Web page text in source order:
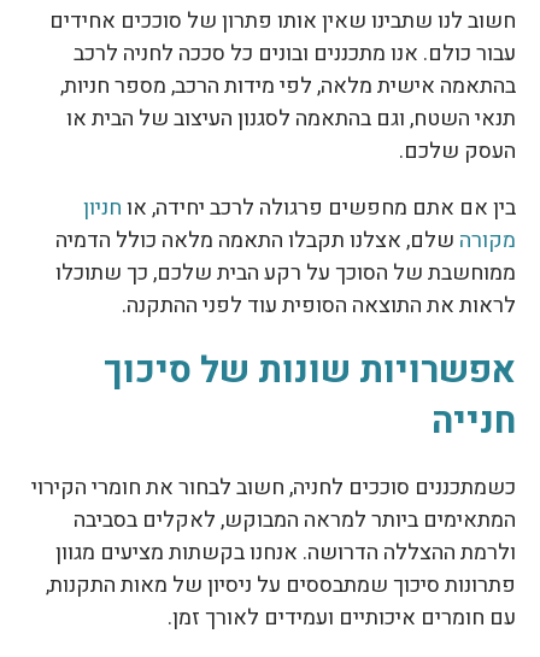
חשוב לנו שתבינו שאין אותו פתרון של סוככים אחידים
עבור כולם. אנו מתכננים ובונים כל סככה לחניה לרכב
בהתאמה אישית מלאה, לפי מידות הרכב, מספר חניות,
תנאי השטח, וגם בהתאמה לסגנון העיצוב של הבית או
העסק שלכם.
בין אם אתם מחפשים פרגולה לרכב יחידה, אוחניון
מקורה שלם, אצלנו תקבלו התאמה מלאה כולל הדמיה
ממוחשבת של הסוכך על רקע הבית שלכם, כך שתוכלו
לראות את התוצאה הסופית עוד לפני ההתקנה.
אפשרויות שונות של סיכוך
חנייה
כשמתכננים סוככים לחניה, חשוב לבחור את חומרי הקירוי
המתאימים ביותר למראה המבוקש, לאקלים בסביבה
ולרמת ההצללה הדרושה. אנחנו בקשתות מציעים מגוון
פתרונות סיכוך שמתבססים על ניסיון של מאות התקנות,
עם חומרים איכותיים ועמידים לאורך זמן.